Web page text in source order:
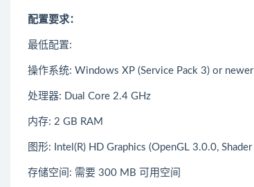
配置要求：
最低配置:
操作系统: Windows XP (Service Pack 3) or newer
处理器: Dual Core 2.4 GHz
内存: 2 GB RAM
图形: Intel(R) HD Graphics (OpenGL 3.0.0,
存储空间: 需要 300 MB 可用空间